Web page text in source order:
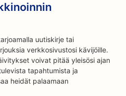
uutiskirje tai
verkkosivustosi kävijöille.
voivat pitää yleisösi ajan
tapahtumista ja
heidät palaamaan